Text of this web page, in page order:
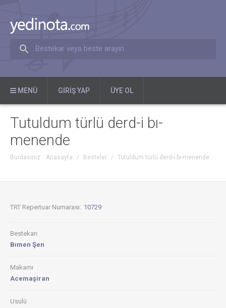
Bestekar veya beste arayın
MENÜ GIRIŞ YAP ÜYE OL
Tutuldum türlü derd-i bı-
menende
Burdasınız: Anasayfa / Besteler / Tutuldum türlü derd-i bı-menende
TRT Repertuar Numarası: 10729
Bestekarı
Bımen Şen
Makamı
Acemaşiran
Usulü